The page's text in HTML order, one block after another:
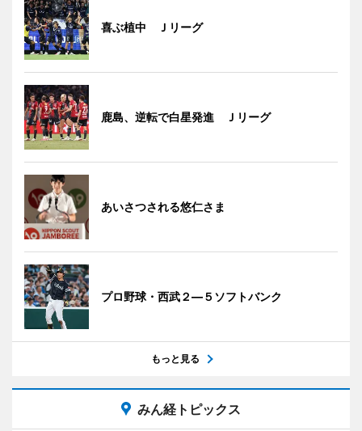
喜ぶ植中 Ｊリーグ
鹿島、逆転で白星発進 Ｊリーグ
あいさつされる悠仁さま
プロ野球・西武２―５ソフトバンク
もっと見る
みん経トピックス